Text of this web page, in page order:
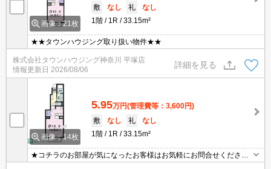
画像：21枚
敷
なし 礼
なし
1階
1R 33.15m²
★★タウンハウジング取り扱い物件★★
株式会社タウンハウジング神奈川 平塚店
情報更新日 2026/08/06
詳細を見る
画像：14枚
5.95万円(管理費等：3,600円)
敷
なし 礼
なし
1階
1R 33.15m²
★コチラのお部屋が気になったお客様はお気軽にお問合せください
ませ★専門スタッフが詳細情報をご案内させていただきます！もち